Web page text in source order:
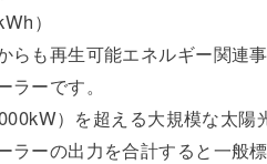
）
も再生可能エネルギー関連
ーです。
）を超える大規模な太陽
ラーの出力を合計すると一般